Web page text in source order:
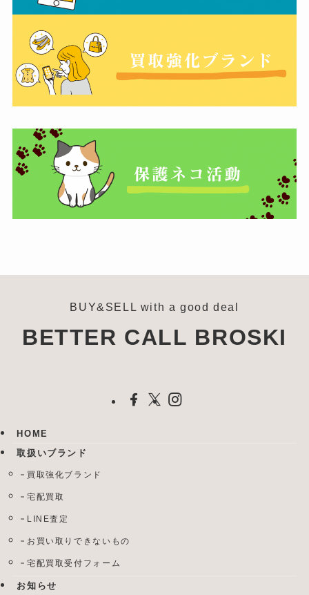
BUY&SELL with a good deal
BETTER CALL BROSKI
HOME
取扱いブランド
買取強化ブランド
宅配買取
LINE査定
お買い取りできないもの
宅配買取受付フォーム
お知らせ